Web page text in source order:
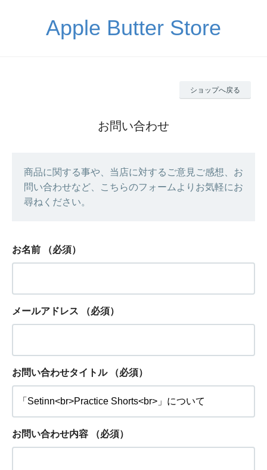
Apple Butter Store
ショップへ戻る
お問い合わせ
商品に関する事や、当店に対するご意見ご感想、お
問い合わせなど、こちらのフォームよりお気軽にお
尋ねください。
お名前 （必須）
メールアドレス （必須）
お問い合わせタイトル （必須）
お問い合わせ内容 （必須）